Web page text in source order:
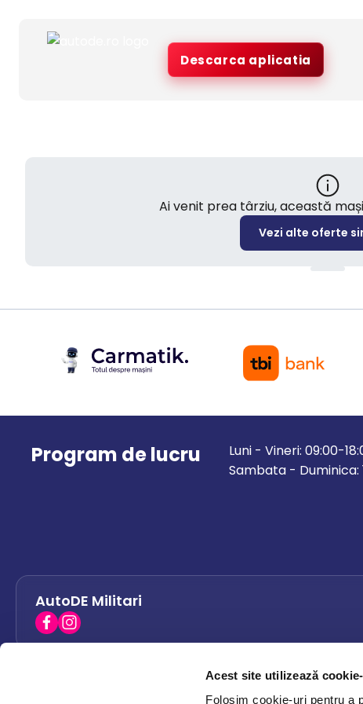
Acest site utilizează
Folosim cookie-uri pentru a
Descarca aplicatia
Ai venit prea târziu, această
Vezi alte oferte
Program de lucru
Luni - Vineri: 09:00-
Sambata - Duminica:
AutoDE Militari